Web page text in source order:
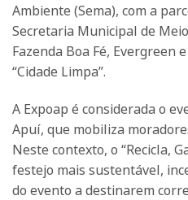
Ambiente (Sema), com a
Secretaria Municipal de
Fazenda Boa Fé, Evergreen
“Cidade Limpa”.
A Expoap é considerada o
Apuí, que mobiliza
Neste contexto, o “Recicla,
festejo mais sustentável,
do evento a destinarem